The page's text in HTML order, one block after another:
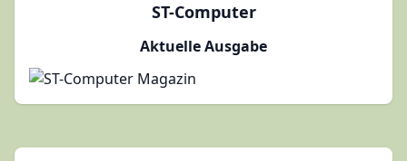
ST-Computer
Aktuelle Ausgabe